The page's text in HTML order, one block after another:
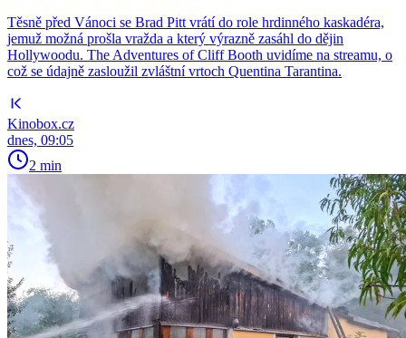
Těsně před Vánoci se Brad Pitt vrátí do role hrdinného kaskadéra,
jemuž možná prošla vražda a který výrazně zasáhl do dějin
Hollywoodu. The Adventures of Cliff Booth uvidíme na streamu, o
což se údajně zasloužil zvláštní vrtoch Quentina Tarantina.
Kinobox.cz
dnes, 09:05
2 min